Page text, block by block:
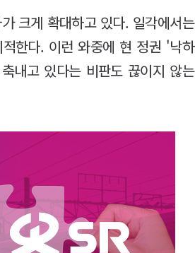
크게 확대하고 있다. 일각에서는
한다. 이런 와중에 현 정권 '낙하
내고 있다는 비판도 끊이지 않는